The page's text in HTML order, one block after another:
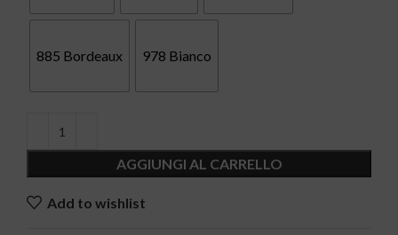
885 Bordeaux 978 Bianco
AGGIUNGI AL CARRELLO
Add to wishlist